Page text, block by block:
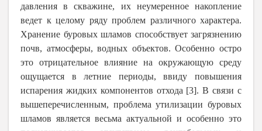
давления в скважине, их неумеренное накопление
ведет к целому ряду проблем различного характера.
Хранение буровых шламов способствует загрязнению
почв, атмосферы, водных объектов. Особенно остро
это отрицательное влияние на окружающую среду
ощущается в летние периоды, ввиду повышения
испарения жидких компонентов отхода [3]. В связи с
вышеперечисленным, проблема утилизации буровых
шламов является весьма актуальной и особенно это